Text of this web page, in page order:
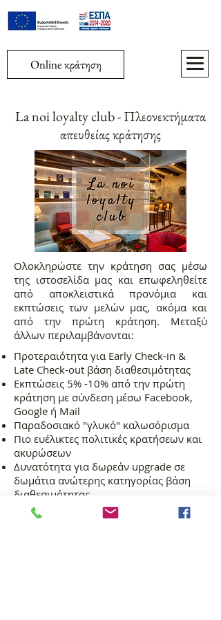
Online κράτηση
La noi loyalty club - Πλεονεκτήματα
απευθείας κράτησης
​Ολοκληρώστε την κράτηση σας μέσω
της ιστοσελίδα μας και επωφεληθείτε
από αποκλειστικά προνόμια και
εκπτώσεις των μελών μας, ακόμα και
από την πρώτη κράτηση. Μεταξύ
άλλων περιλαμβάνονται:
Προτεραιότητα για Early Check-in &
Late Check-out βάση διαθεσιμότητας
Εκπτώσεις 5% -10% από την πρώτη
κράτηση με σύνδεση μέσω Facebook,
Google ή Mail
Παραδοσιακό "γλυκό" καλωσόρισμα
Πιο ευέλικτες πολιτικές κρατήσεων και
ακυρώσεων
Δυνατότητα για δωρεάν upgrade σε
δωμάτια ανώτερης κατηγορίας βάση
διαθεσιμότητας
Εγγραφή και κράτηση εδώ